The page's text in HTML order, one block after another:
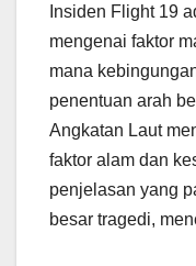
Insiden Flight 19
mengenai faktor
mana
penentuan arah
Angkatan Laut
faktor alam dan
penjelasan yang
besar tragedi,